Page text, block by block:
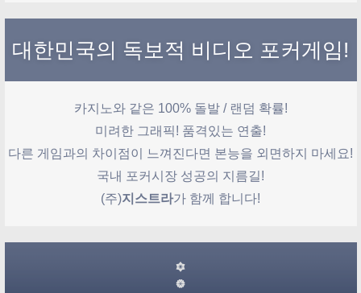
대한민국의 독보적 비디오 포커게임!
카지노와 같은 100% 돌발 / 랜덤 확률!
미려한 그래픽! 품격있는 연출!
다른 게임과의 차이점이 느껴진다면 본능을 외면하지 마세요!
국내 포커시장 성공의 지름길!
(주)지스트라가 함께 합니다!